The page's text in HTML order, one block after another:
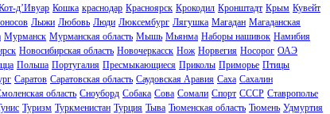
д’Ивуар Кошка краснодар Красноярск Крокодил Кронштадт Крым Кувейт
Лыжи Любовь Люди Люксембург Лягушка Магадан Магаданская
Мурманск Мурманская область Мышь Мьянма Наборы нашивок Намибия
Новосибирская область Новочеркасск Нож Норвегия Носорог ОАЭ
Польша Португалия Пресмыкающиеся Приколы Приморье Птицы
Саратов Саратовская область Саудовская Аравия Саха Сахалин
область Сноуборд Собака Сова Сомали Спорт СССР Ставрополье
Туризм Туркменистан Турция Тыва Тюменская область Тюмень Удмуртия